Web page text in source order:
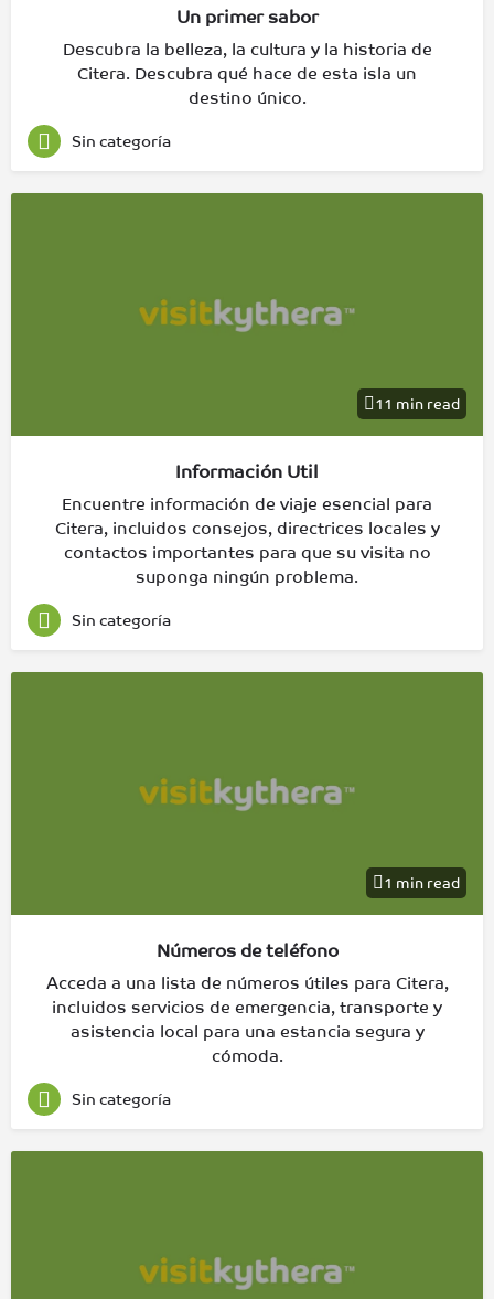
Un primer sabor
Descubra la belleza, la cultura y la historia de
Citera. Descubra qué hace de esta isla un
destino único.
Sin categoría
11 min read
Información Util
Encuentre información de viaje esencial para
Citera, incluidos consejos, directrices locales y
contactos importantes para que su visita no
suponga ningún problema.
Sin categoría
1 min read
Números de teléfono
Acceda a una lista de números útiles para Citera,
incluidos servicios de emergencia, transporte y
asistencia local para una estancia segura y
cómoda.
Sin categoría